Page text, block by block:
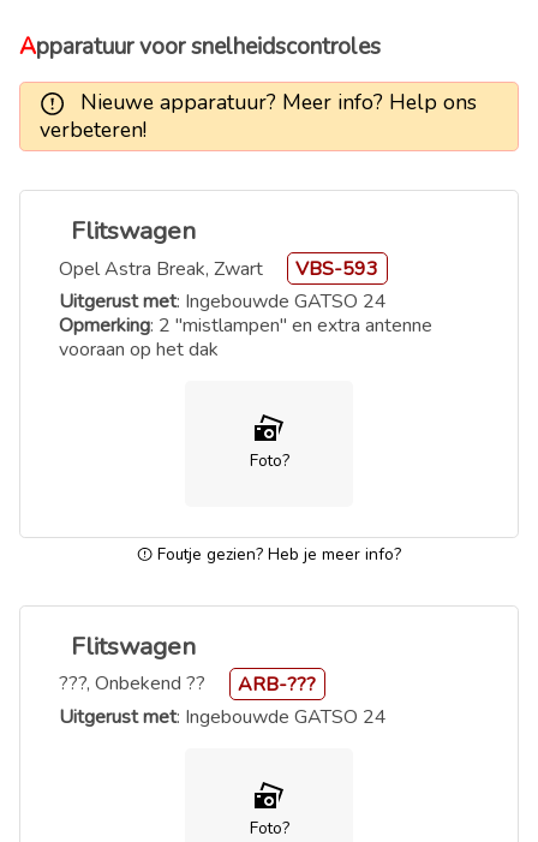
Apparatuur voor snelheidscontroles
Nieuwe apparatuur? Meer info? Help ons
verbeteren!
Flitswagen
Opel Astra Break, Zwart
VBS-593
Uitgerust met: Ingebouwde GATSO 24
Opmerking: 2 "mistlampen" en extra antenne
vooraan op het dak
Foto?
Foutje gezien? Heb je meer info?
Flitswagen
???, Onbekend ??
ARB-???
Uitgerust met: Ingebouwde GATSO 24
Foto?